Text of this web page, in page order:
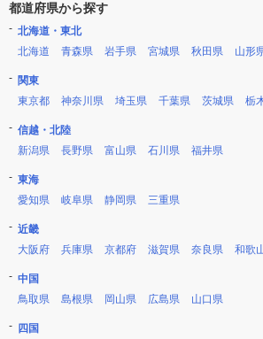
都道府県から探す
北海道・東北
北海道
青森県 岩手県 宮城県 秋田県 山形
関東
東京都
神奈川県 埼玉県 千葉県 茨城県 栃
信越・北陸
新潟県
長野県 富山県 石川県 福井県
東海
愛知県
岐阜県 静岡県 三重県
近畿
大阪府
兵庫県 京都府 滋賀県 奈良県 和歌
中国
鳥取県
島根県 岡山県 広島県 山口県
四国